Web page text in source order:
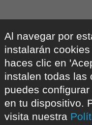
Al navegar por
instalarán
haces clic en
instalen todas las
puedes
en tu dispositivo.
visita nuestra